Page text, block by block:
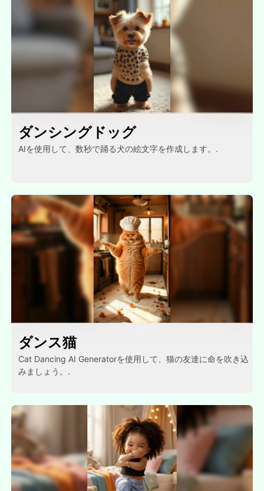
ダンシングドッグ
AIを使用して、数秒で踊る犬の絵文字を作成します。.
ダンス猫
Cat Dancing AI Generatorを使用して、猫の友達に命を吹き込
みましょう。.